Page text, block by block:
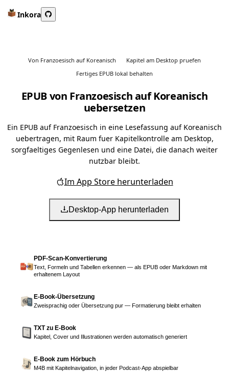
Inkora
Von Franzoesisch auf Koreanisch
Kapitel am Desktop pruefen
Fertiges EPUB lokal behalten
EPUB von Franzoesisch auf Koreanisch
uebersetzen
Ein EPUB auf Franzoesisch in eine Lesefassung auf Koreanisch
uebertragen, mit Raum fuer Kapitelkontrolle am Desktop,
sorgfaeltiges Gegenlesen und eine Datei, die danach weiter
nutzbar bleibt.
Im App Store herunterladen
Desktop-App herunterladen
PDF-Scan-Konvertierung
Text, Formeln und Tabellen erkennen — als EPUB oder Markdown mit
erhaltenem Layout
E-Book-Übersetzung
Zweisprachig oder Übersetzung pur — Formatierung bleibt erhalten
TXT zu E-Book
Kapitel, Cover und Illustrationen werden automatisch generiert
E-Book zum Hörbuch
M4B mit Kapitelnavigation, in jeder Podcast-App abspielbar